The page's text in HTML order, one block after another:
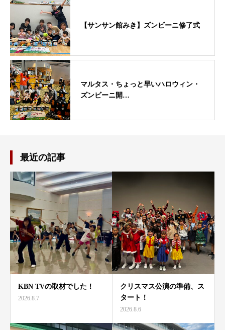
【サンサン館みき】ズンビーニ修了式
マルタス・ちょっと早いハロウィン・
ズンビーニ開…
最近の記事
KBN TVの取材でした！
2026.8.7
クリスマス公演の準備、ス
タート！
2026.8.6